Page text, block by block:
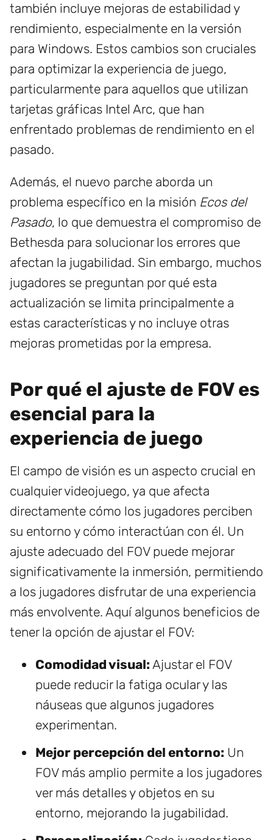
también incluye mejoras de estabilidad y
rendimiento, especialmente en la versión
para Windows. Estos cambios son cruciales
para optimizar la experiencia de juego,
particularmente para aquellos que utilizan
tarjetas gráficas Intel Arc, que han
enfrentado problemas de rendimiento en el
pasado.
Además, el nuevo parche aborda un
problema específico en la misión Ecos del
Pasado, lo que demuestra el compromiso de
Bethesda para solucionar los errores que
afectan la jugabilidad. Sin embargo, muchos
jugadores se preguntan por qué esta
actualización se limita principalmente a
estas características y no incluye otras
mejoras prometidas por la empresa.
Por qué el ajuste de FOV es
esencial para la
experiencia de juego
El campo de visión es un aspecto crucial en
cualquier videojuego, ya que afecta
directamente cómo los jugadores perciben
su entorno y cómo interactúan con él. Un
ajuste adecuado del FOV puede mejorar
significativamente la inmersión, permitiendo
a los jugadores disfrutar de una experiencia
más envolvente. Aquí algunos beneficios de
tener la opción de ajustar el FOV:
Comodidad visual: Ajustar el FOV
puede reducir la fatiga ocular y las
náuseas que algunos jugadores
experimentan.
Mejor percepción del entorno: Un
FOV más amplio permite a los jugadores
ver más detalles y objetos en su
entorno, mejorando la jugabilidad.